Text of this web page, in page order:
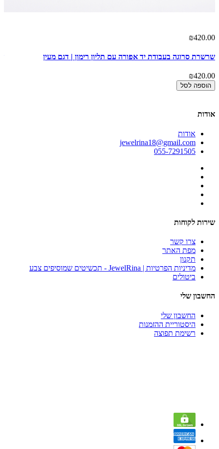
₪420.00
שרשרת סרוגה בעבודת יד אפורה עם תליון רימון | דגם מעין
₪420.00
הוספה לסל
אודות
אודות
jewelrina18@gmail.com
055-7291505
שירות לקוחות
צרו קשר
מפת האתר
תקנון
מדיניות הפרטיות | JewelRina - תכשיטים שמוסיפים צבע
ביטולים
החשבון שלי
החשבון שלי
היסטוריית ההזמנות
רשימת תפוצה